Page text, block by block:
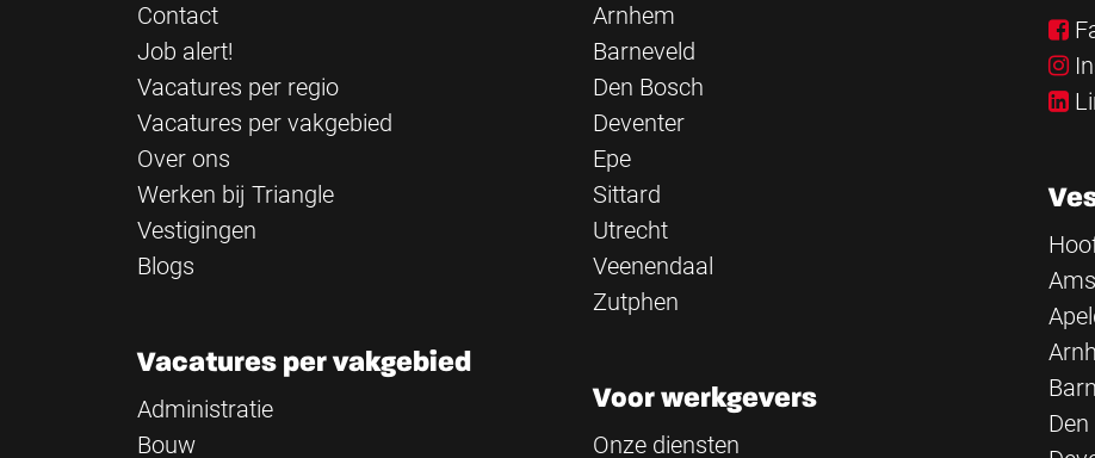
Contact
Job alert!
Vacatures per regio
Vacatures per vakgebied
Over ons
Werken bij Triangle
Vestigingen
Blogs
Vacatures per vakgebied
Administratie
Bouw
Arnhem
Barneveld
Den Bosch
Deventer
Epe
Sittard
Utrecht
Veenendaal
Zutphen
Voor werkgevers
Onze diensten